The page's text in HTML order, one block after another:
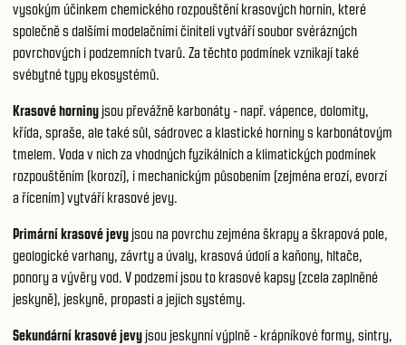
vysokým účinkem chemického rozpouštění krasových hornin, které
společně s dalšími modelačními činiteli vytváří soubor svérázných
povrchových i podzemních tvarů. Za těchto podmínek vznikají také
svébytné typy ekosystémů.
Krasové horniny jsou převážně karbonáty - např. vápence, dolomity,
křída, spraše, ale také sůl, sádrovec a klastické horniny s karbonátovým
tmelem. Voda v nich za vhodných fyzikálních a klimatických podmínek
rozpouštěním (korozí), i mechanickým působením (zejména erozí, evorzí
a řícením) vytváří krasové jevy.
Primární krasové jevy jsou na povrchu zejména škrapy a škrapová pole,
geologické varhany, závrty a úvaly, krasová údolí a kaňony, hltače,
ponory a vývěry vod. V podzemí jsou to krasové kapsy (zcela zaplněné
jeskyně), jeskyně, propasti a jejich systémy.
Sekundární krasové jevy jsou jeskynní výplně - krápníkové formy, sintry,